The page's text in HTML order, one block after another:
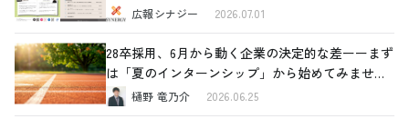
広報シナジー 2026.07.01
28卒採用、6月から動く企業の決定的な差ーーまず
は「夏のインターンシップ」から始めてみません
か
樋野 竜乃介 2026.06.25